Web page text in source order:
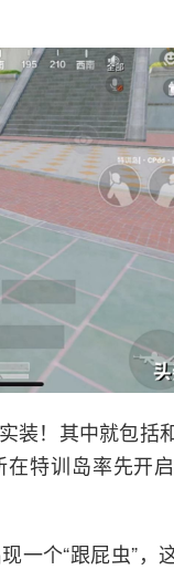
装！其中就包括
特训岛率先开
一个“跟屁虫”，